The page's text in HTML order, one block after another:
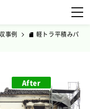
事例
軽トラ平積みパ
After